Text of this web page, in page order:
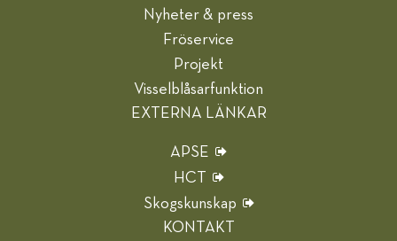
Nyheter & press
Fröservice
Projekt
Visselblåsarfunktion
EXTERNA LÄNKAR
APSE
HCT
Skogskunskap
KONTAKT